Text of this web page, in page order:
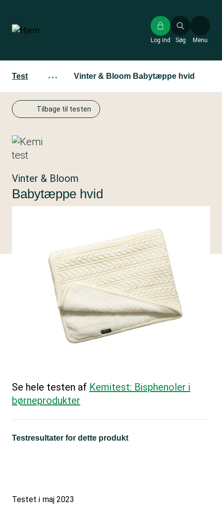
hovedindhold
Søg
Log ind Menu
Test ··· Vinter & Bloom Babytæppe hvid
Tilbage til testen
Vinter & Bloom
Babytæppe hvid
Se hele testen af Kemitest: Bisphenoler i
børneprodukter
Testresultater for dette produkt
Testet i maj 2023